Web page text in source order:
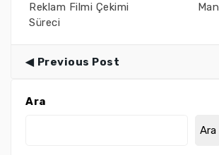
Reklam Filmi Çekimi
Süreci
Previous Post
Ara
Ara